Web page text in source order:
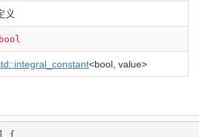
义
bool
integral_constant<bool , value>
{